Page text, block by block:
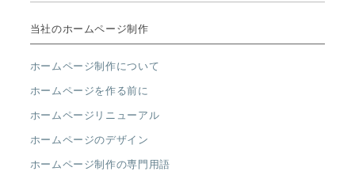
当社のホームページ制作
ホームページ制作について
ホームページを作る前に
ホームページリニューアル
ホームページのデザイン
ホームページ制作の専門用語